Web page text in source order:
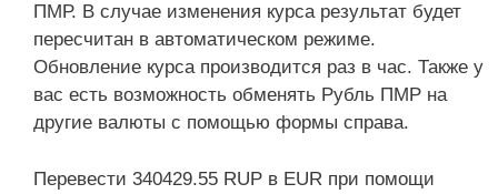
ПМР. В случае изменения курса результат будет
пересчитан в автоматическом режиме.
Обновление курса производится раз в час. Также у
вас есть возможность обменять Рубль ПМР на
другие валюты с помощью формы справа.
Перевести 340429.55 RUP в EUR при помощи